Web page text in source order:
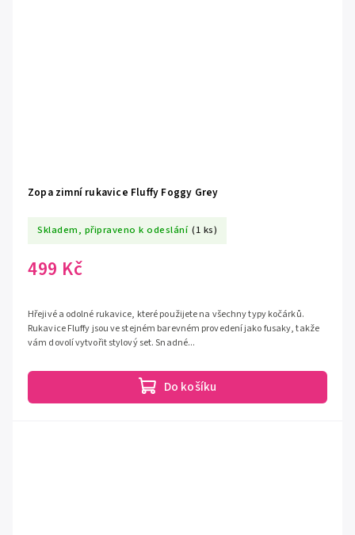
Zopa zimní rukavice Fluffy Foggy Grey
Skladem, připraveno k odeslání (1 ks)
499 Kč
Do košíku
Hřejivé a odolné rukavice, které použijete na všechny typy kočárků.
Rukavice Fluffy jsou ve stejném barevném provedení jako fusaky, takže
vám dovolí vytvořit stylový set. Snadné...